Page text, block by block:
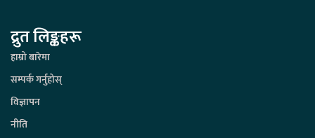
द्रुत लिङ्कहरू
हाम्रो बारेमा
सम्पर्क गर्नुहोस्
विज्ञापन
नीति